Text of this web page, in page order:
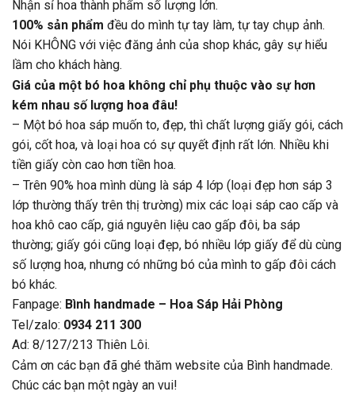
Nhận sỉ hoa thành phẩm số lượng lớn.
100% sản phẩm đều do mình tự tay làm, tự tay chụp ảnh.
Nói KHÔNG với việc đăng ảnh của shop khác, gây sự hiểu
lầm cho khách hàng.
Giá của một bó hoa không chỉ phụ thuộc vào sự hơn
kém nhau số lượng hoa đâu!
– Một bó hoa sáp muốn to, đẹp, thì chất lượng giấy gói, cách
gói, cốt hoa, và loại hoa có sự quyết định rất lớn. Nhiều khi
tiền giấy còn cao hơn tiền hoa.
– Trên 90% hoa mình dùng là sáp 4 lớp (loại đẹp hơn sáp 3
lớp thường thấy trên thị trường) mix các loại sáp cao cấp và
hoa khô cao cấp, giá nguyên liệu cao gấp đôi, ba sáp
thường; giấy gói cũng loại đẹp, bó nhiều lớp giấy để dù cùng
số lượng hoa, nhưng có những bó của mình to gấp đôi cách
bó khác.
Fanpage: Bình handmade – Hoa Sáp Hải Phòng
Tel/zalo: 0934 211 300
Ad: 8/127/213 Thiên Lôi.
Cảm ơn các bạn đã ghé thăm website của Bình handmade.
Chúc các bạn một ngày an vui!